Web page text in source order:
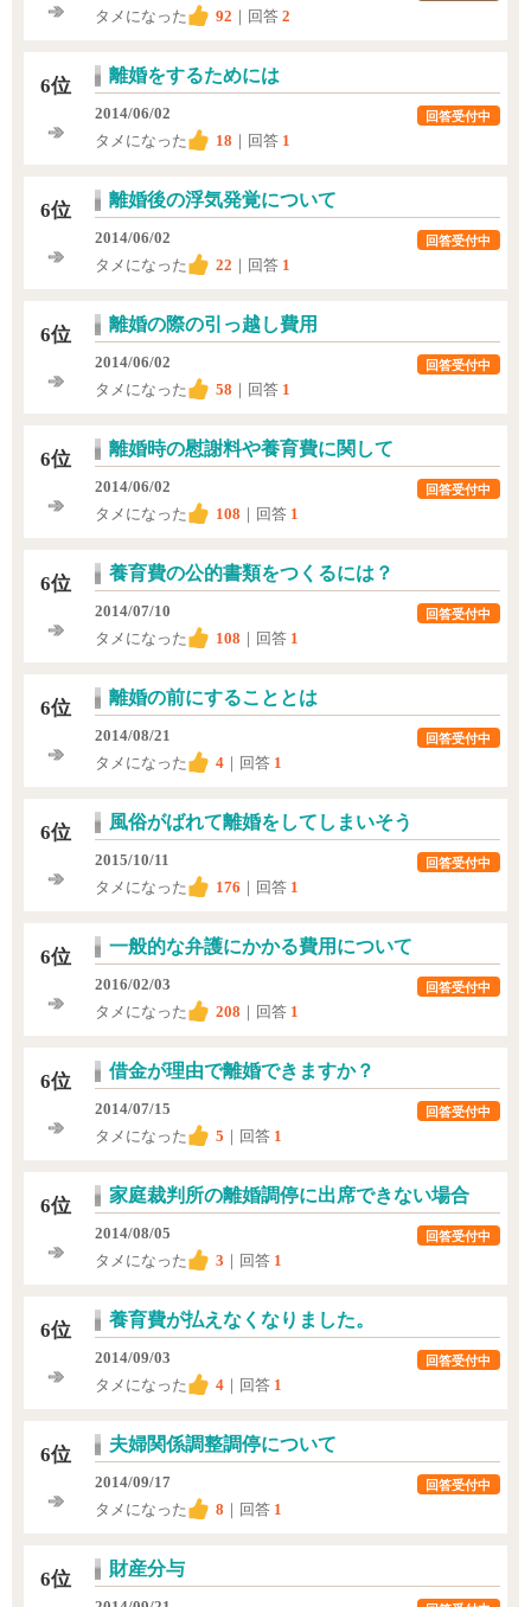
タメになった
92 ｜回答 2
6位 離婚をするためには
2014/06/02
タメになった
18 ｜回答 1
回答受付中
6位 離婚後の浮気発覚について
2014/06/02
タメになった
22 ｜回答 1
回答受付中
6位 離婚の際の引っ越し費用
2014/06/02
タメになった
58 ｜回答 1
回答受付中
6位 離婚時の慰謝料や養育費に関して
2014/06/02
タメになった
108 ｜回答 1
回答受付中
6位 養育費の公的書類をつくるには？
2014/07/10
タメになった
108 ｜回答 1
回答受付中
6位 離婚の前にすることとは
2014/08/21
タメになった
4 ｜回答 1
回答受付中
6位 風俗がばれて離婚をしてしまいそう
2015/10/11
タメになった
176 ｜回答 1
回答受付中
6位 一般的な弁護にかかる費用について
2016/02/03
タメになった
208 ｜回答 1
回答受付中
6位 借金が理由で離婚できますか？
2014/07/15
タメになった
5 ｜回答 1
回答受付中
6位 家庭裁判所の離婚調停に出席できない場合
2014/08/05
タメになった
3 ｜回答 1
回答受付中
6位 養育費が払えなくなりました。
2014/09/03
タメになった
4 ｜回答 1
回答受付中
6位 夫婦関係調整調停について
2014/09/17
タメになった
8 ｜回答 1
回答受付中
6位 財産分与